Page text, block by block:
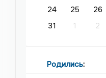
24
25 26
31
1 2
Родились: